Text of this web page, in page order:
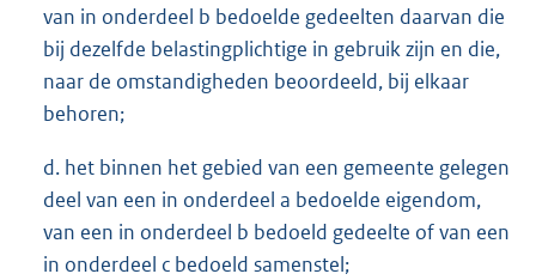
van in onderdeel b bedoelde gedeelten daarvan die
bij dezelfde belastingplichtige in gebruik zijn en die,
naar de omstandigheden beoordeeld, bij elkaar
behoren;
d. het binnen het gebied van een gemeente gelegen
deel van een in onderdeel a bedoelde eigendom,
van een in onderdeel b bedoeld gedeelte of van een
in onderdeel c bedoeld samenstel;